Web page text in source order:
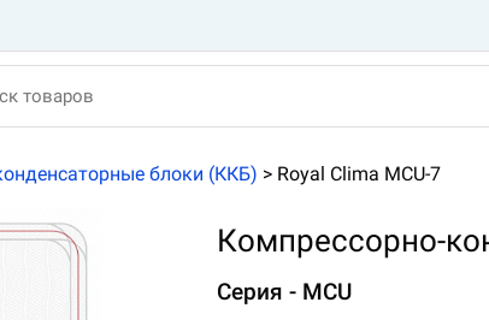
блоки (ККБ) > Royal Clima MCU-7
Компрессорно-
Серия - MCU